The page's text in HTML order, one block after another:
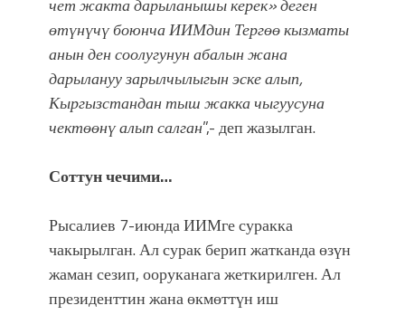
өтүнүчү боюнча ИИМдин Тергөө кызматы
анын ден соолугунун абалын жана
дарылануу зарылчылыгын эске алып,
Кыргызстандан тыш жакка чыгуусуна
чектөөнү алып салган”,- деп жазылган.
Соттун чечими…
Рысалиев 7-июнда ИИМге суракка
чакырылган. Ал сурак берип жатканда өзүн
жаман сезип, ооруканага жеткирилген. Ал
президенттин жана өкмөттүн иш